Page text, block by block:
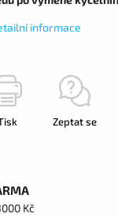
informace
Zeptat se
Kč